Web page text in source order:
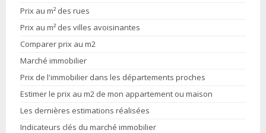
Prix au m² des rues
Prix au m² des villes avoisinantes
Comparer prix au m2
Marché immobilier
Prix de l'immobilier dans les départements proches
Estimer le prix au m2 de mon appartement ou maison
Les dernières estimations réalisées
Indicateurs clés du marché immobilier